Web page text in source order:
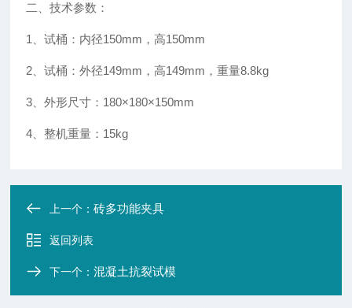
二、技术参数：
1 、试桶：内径150mm ，高150mm
2 、试桶：外径149mm ，高149mm ，重量8.8kg
3 、外形尺寸： 180×180×150mm
4 、整机重量： 15kg
上一个：砖多功能夹具
返回列表
下一个：混凝土抗裂试模